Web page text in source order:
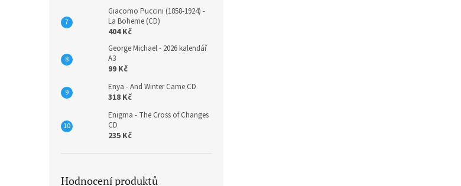
Giacomo Puccini (1858-1924) -
La Boheme (CD)
404 Kč
George Michael - 2026 kalendář
A3
99 Kč
Enya - And Winter Came CD
318 Kč
Enigma - The Cross of Changes
CD
235 Kč
Hodnocení produktů